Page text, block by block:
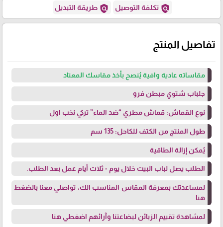
policy تكلفة التوصيل policy طريقة التبديل
تفاصيل المنتج
مقاساته عادية وافية يُنصح بأخذ مقاسك المعتاد
جلباب شتوي مبطن فرو
نوع القماش: قماش مطري “ضد الماء” تركي نخب اول
طول المنتج من الكتف للكاحل: 135 سم
يُمكن إزالة الطاقية
الطلب يصل لباب البيت خلال يوم - ثلاث أيام عمل بعد الطلب.
لمساعدتك بمعرفة المقاس المناسب الك، تواصلي معنابالضغط
هنا
لمشاهدة تقييم الزبائن لبضاعتنا وآرائهم اضغطي هنا